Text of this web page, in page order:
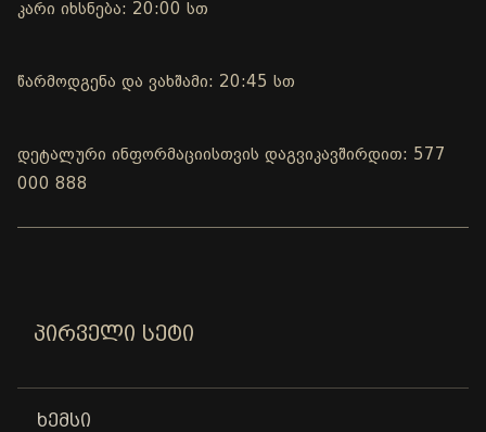
კარი იხსნება: 20:00 სთ
წარმოდგენა და ვახშამი: 20:45 სთ
დეტალური ინფორმაციისთვის დაგვიკავშირდით: 577
000 888
ᲞᲘᲠᲕᲔᲚᲘ ᲡᲔᲢᲘ
ᲮᲔᲛᲡᲘ